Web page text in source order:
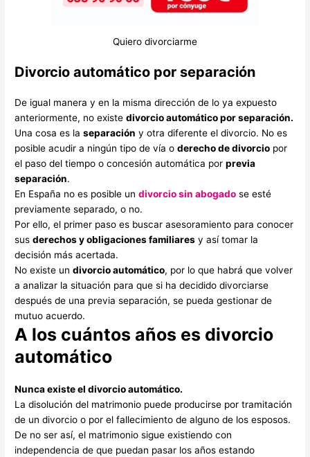
Quiero divorciarme
Divorcio automático por separación
De igual manera y en la misma dirección de lo ya expuesto
anteriormente, no existedivorcio automático por separación.
Una cosa es laseparación y otra diferente el divorcio. No es
posible acudir a ningún tipo de vía oderecho de divorcio por
el paso del tiempo o concesión automática porprevia
separación.
En España no es posible undivorcio sin abogado se esté
previamente separado, o no.
Por ello, el primer paso es buscar asesoramiento para conocer
susderechos y obligaciones familiares y así tomar la
decisión más acertada.
No existe undivorcio automático, por lo que habrá que volver
a analizar la situación para que si ha decidido divorciarse
después de una previa separación, se pueda gestionar de
mutuo acuerdo.
A los cuántos años es divorcio
automático
Nunca existe el divorcio automático.
La disolución del matrimonio puede producirse por tramitación
de un divorcio o por el fallecimiento de alguno de los esposos.
De no ser así, el matrimonio sigue existiendo con
independencia de que puedan pasar los años estando